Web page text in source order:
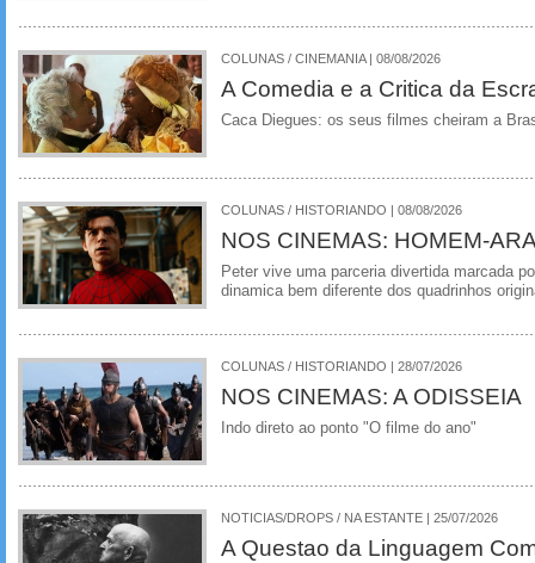
COLUNAS / CINEMANIA | 08/08/2026
A Comedia e a Critica da
Caca Diegues: os seus filmes cheiram a
COLUNAS / HISTORIANDO | 08/08/2026
NOS CINEMAS: HOMEM-
Peter vive uma parceria divertida marcada
dinamica bem diferente dos quadrinhos
COLUNAS / HISTORIANDO | 28/07/2026
NOS CINEMAS: A ODISSEIA
Indo direto ao ponto "O filme do ano"
NOTICIAS/DROPS / NA ESTANTE | 25/07/2026
A Questao da Linguagem